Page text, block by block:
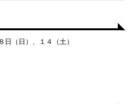
（日）、１４（土）